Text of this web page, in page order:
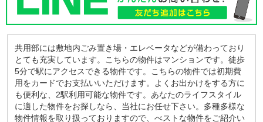
共用部には敷地内ごみ置き場・エレベータなどが備わっており
とても充実しています。こちらの物件はマンションです。徒歩
5分で駅にアクセスできる物件です。こちらの物件では初期費
用をカードでお支払いいただけます。よくお出かけをする方に
も便利な、2駅利用可能な物件です。あなたのライフスタイル
に適した物件をお探しなら、当社にお任せ下さい。多種多様な
物件情報を取り扱っておりますので、べストな物件をご紹介い